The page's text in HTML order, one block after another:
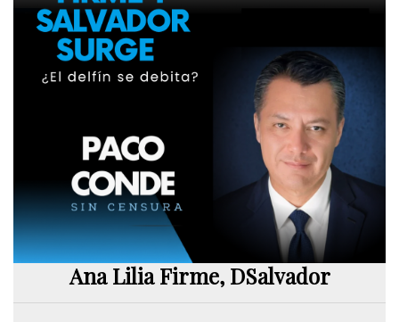
Ana Lilia Firme, DSalvador